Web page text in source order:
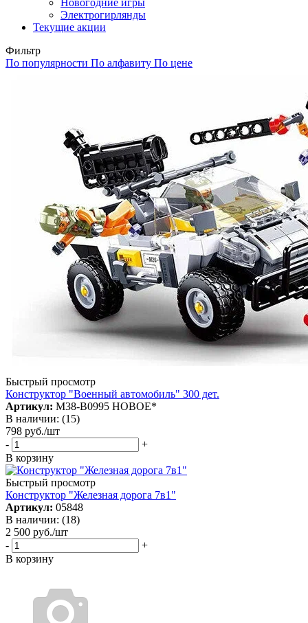
Электрогирлянды
Текущие акции
Фильтр
По популярности По алфавиту По цене
Быстрый просмотр
Конструктор "Военный автомобиль" 300 дет.
Артикул: М38-В0995 НОВОЕ*
В наличии: (15)
798 руб./шт
-
+
В корзину
Быстрый просмотр
Конструктор "Железная дорога 7в1"
Артикул: 05848
В наличии: (18)
2 500 руб./шт
-
+
В корзину